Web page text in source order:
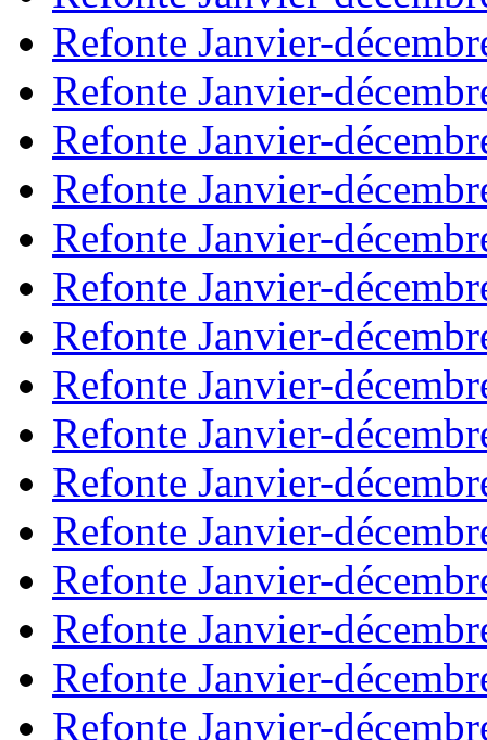
Refonte Janvier-
Refonte Janvier-
Refonte Janvier-
Refonte Janvier-
Refonte Janvier-
Refonte Janvier-
Refonte Janvier-
Refonte Janvier-
Refonte Janvier-
Refonte Janvier-
Refonte Janvier-
Refonte Janvier-
Refonte Janvier-
Refonte Janvier-
Refonte Janvier-